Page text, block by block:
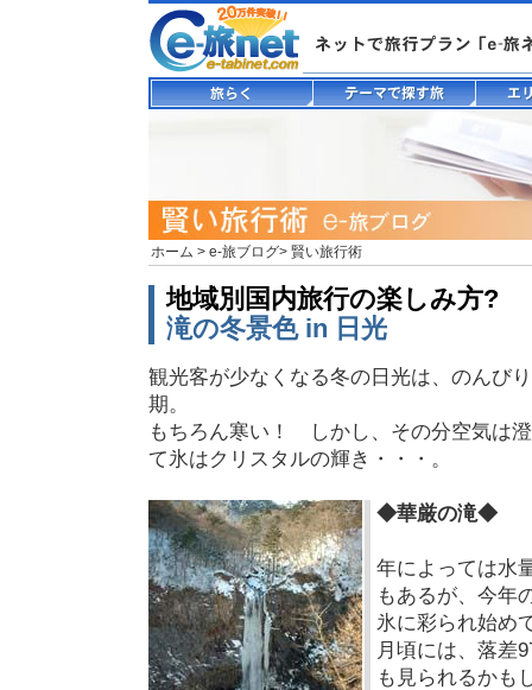
ホーム > e-旅ブログ> 賢い旅行術
地域別国内旅行の楽しみ方?
滝の冬景色 in 日光
観光客が少なくなる冬の日光は、のんび
期。
もちろん寒い！ しかし、その分空気は
て氷はクリスタルの輝き・・・。
◆華厳の滝◆
年によっては水
もあるが、今年
氷に彩られ始め
月頃には、落差
も見られるかも